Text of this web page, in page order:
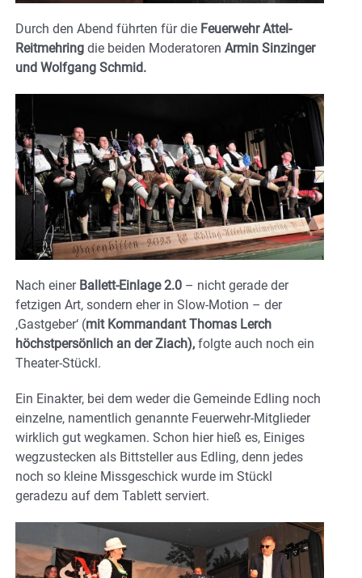
Durch den Abend führten für die Feuerwehr Attel-
Reitmehring die beiden Moderatoren Armin Sinzinger
und Wolfgang Schmid.
Nach einer Ballett-Einlage 2.0 – nicht gerade der
fetzigen Art, sondern eher in Slow-Motion – der
‚Gastgeber‘ (mit Kommandant Thomas Lerch
höchstpersönlich an der Ziach), folgte auch noch ein
Theater-Stückl.
Ein Einakter, bei dem weder die Gemeinde Edling noch
einzelne, namentlich genannte Feuerwehr-Mitglieder
wirklich gut wegkamen. Schon hier hieß es, Einiges
wegzustecken als Bittsteller aus Edling, denn jedes
noch so kleine Missgeschick wurde im Stückl
geradezu auf dem Tablett serviert.